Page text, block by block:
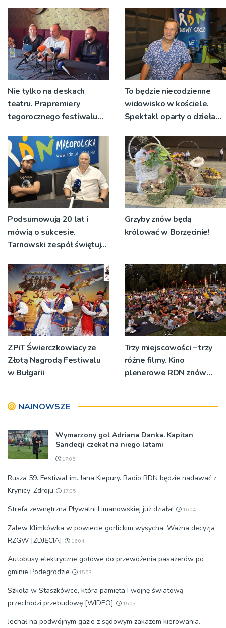
Nie tylko na deskach
teatru. Prapremiery
tegorocznego festiwalu
niecodziennych
okolicznościach
To będzie niecodzienne
widowisko w kościele.
Spektakl oparty o dzieła
Podsumowują 20 lat i
mówią o sukcesie.
Tarnowski zespół świętuje
koncert
Grzyby znów będą
królować w Borzęcinie!
ZPiT Świerczkowiacy ze
Złotą Nagrodą Festiwalu
w Bułgarii
Trzy miejscowości – trzy
różne filmy. Kino
plenerowe RDN znów
NAJNOWSZE
Wymarzony gol Adriana Danka. Kapitan
Sandecji czekał na niego latami
17:05
Rusza 59. Festiwal im. Jana Kiepury. Radio RDN będzie nadawać z
Krynicy-Zdroju
17:05
Strefa zewnętrzna Pływalni Limanowskiej już działa! 16:04
Zalew Klimkówka w powiecie gorlickim wysycha. Ważna decyzja
RZGW [ZDJĘCIA]
16:04
Autobusy elektryczne gotowe do przewożenia pasażerów po
gminie Podegrodzie
15:03
Szkoła w Staszkówce, która pamięta I wojnę światową
przechodzi przebudowę [WIDEO]
15:03
Jechał na podwójnym gazie z sądowym zakazem kierowania.